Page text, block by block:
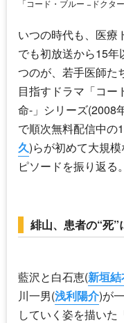
「コード・ブルー −ドクタ
いつの時代も、医療
でも初放送から15
つのが、若手医師た
目指すドラマ「コー
命-」シリーズ(2008
で順次無料配信中の
久)らが初めて大規
ピソードを振り返る
緋山、患者の“死”
藍沢と白石恵(新垣
川一男(浅利陽介)が
していく姿を描いた